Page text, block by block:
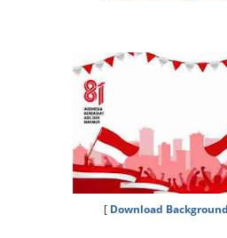
[ Download